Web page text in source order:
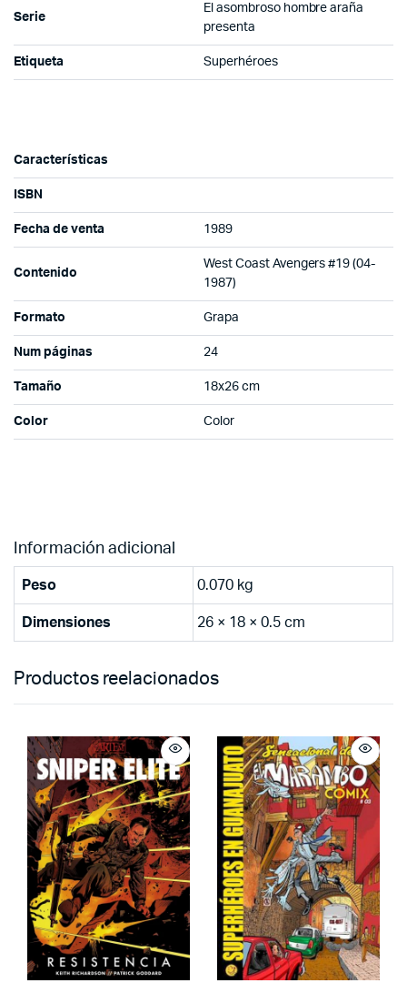
Serie
El asombroso hombre araña
presenta
Etiqueta Superhéroes
Características
ISBN
Fecha de venta 1989
Contenido
West Coast Avengers #19 (04-
1987)
Formato Grapa
Num páginas 24
Tamaño 18x26 cm
Color Color
Información adicional
Peso 0.070 kg
Dimensiones 26 × 18 × 0.5 cm
Productos reelacionados